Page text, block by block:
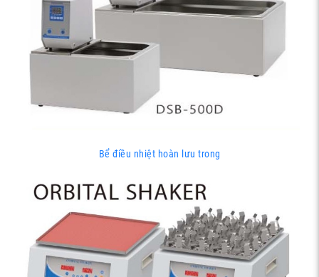
Bể điều nhiệt hoàn lưu trong